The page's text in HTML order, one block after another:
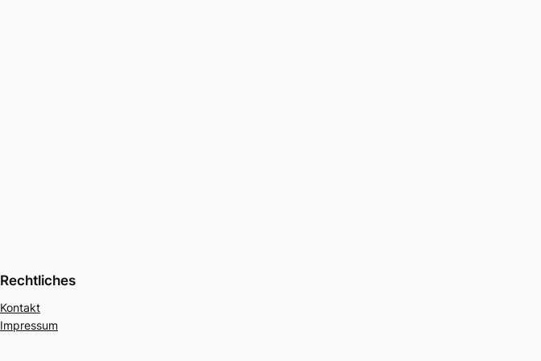
Rechtliches
Kontakt
Impressum